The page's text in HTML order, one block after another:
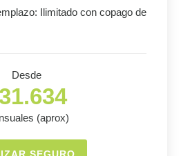
Ilimitado con copago de
Desde
(aprox)